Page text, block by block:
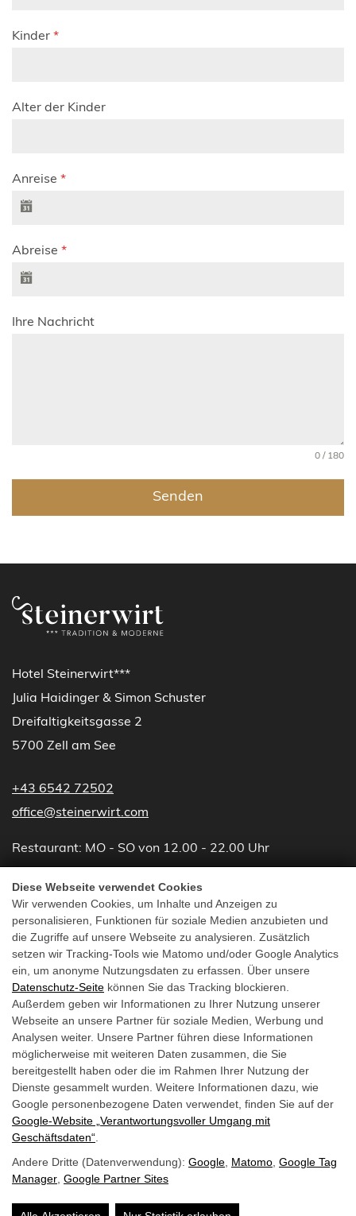
Diese Webseite verwendet Cookies
Wir verwenden Cookies, um Inhalte und Anzeigen zu
personalisieren, Funktionen für soziale Medien anzubieten und
die Zugriffe auf unsere Webseite zu analysieren. Zusätzlich
setzen wir Tracking-Tools wie Matomo und/oder Google Analytics
ein, um anonyme Nutzungsdaten zu erfassen. Über unsere
Datenschutz-Seite können Sie das Tracking blockieren.
Außerdem geben wir Informationen zu Ihrer Nutzung unserer
Webseite an unsere Partner für soziale Medien, Werbung und
Analysen weiter. Unsere Partner führen diese Informationen
möglicherweise mit weiteren Daten zusammen, die Sie
bereitgestellt haben oder die im Rahmen Ihrer Nutzung der
Dienste gesammelt wurden. Weitere Informationen dazu, wie
Google personenbezogene Daten verwendet, finden Sie auf der
Google‑Website „Verantwortungsvoller Umgang mit
Geschäftsdaten“
Andere Dritte (Datenverwendung): Google Matomo Google Tag
Manager Google Partner Sites
Kinder *
Alter der Kinder
Anreise *
Abreise *
Ihre Nachricht
0 / 180
Senden
Hotel Steinerwirt***
Julia Haidinger & Simon Schuster
Dreifaltigkeitsgasse 2
5700 Zell am See
+43 6542 72502
office@steinerwirt.com
Restaurant: MO - SO von 12.00 - 22.00 Uhr
SteinerwirtNewsletter
Barrierefreiheit
Impressum &